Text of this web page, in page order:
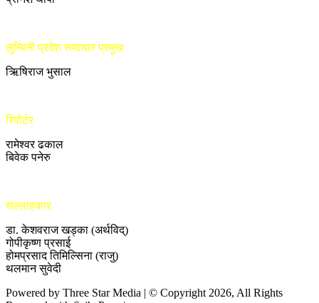
लुम्बिनी प्रदेश समाचार प्रमुख
ऋिषिराज भुसाल
रिपोर्टर
रामेश्वर ढकाल
बिवेक पनेरु
सल्लाहकार
डा. केशवराज खड्का (अर्थविद्)
गोपीकृष्ण प्रसाई
होमप्रसाद तिमिल्सिना (राजु)
थलमान सुवेदी
Powered by Three Star Media | © Copyright 2026, All Rights